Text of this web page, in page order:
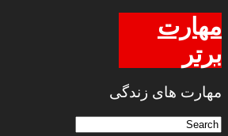
مهارت
برتر
مهارت های زندگی